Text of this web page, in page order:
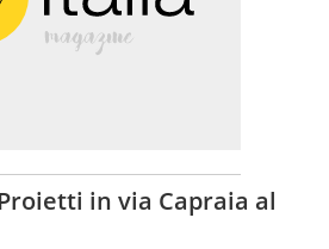
in via Capraia al